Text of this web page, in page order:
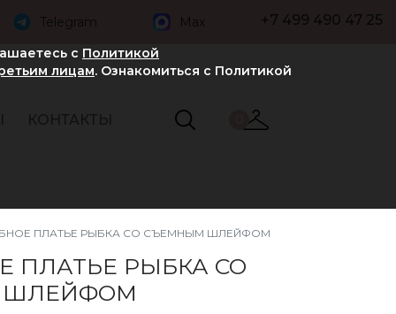
Telegram Max +7 499 490 47 25
КОНТАКТЫ
ПЛАТЬЕ РЫБКА СО СЪЕМНЫМ ШЛЕЙФОМ
ПЛАТЬЕ РЫБКА СО
с Политикой
лицам. Ознакомиться с Политикой